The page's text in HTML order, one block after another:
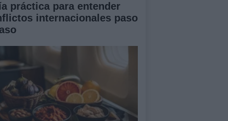
práctica para entender
internacionales paso